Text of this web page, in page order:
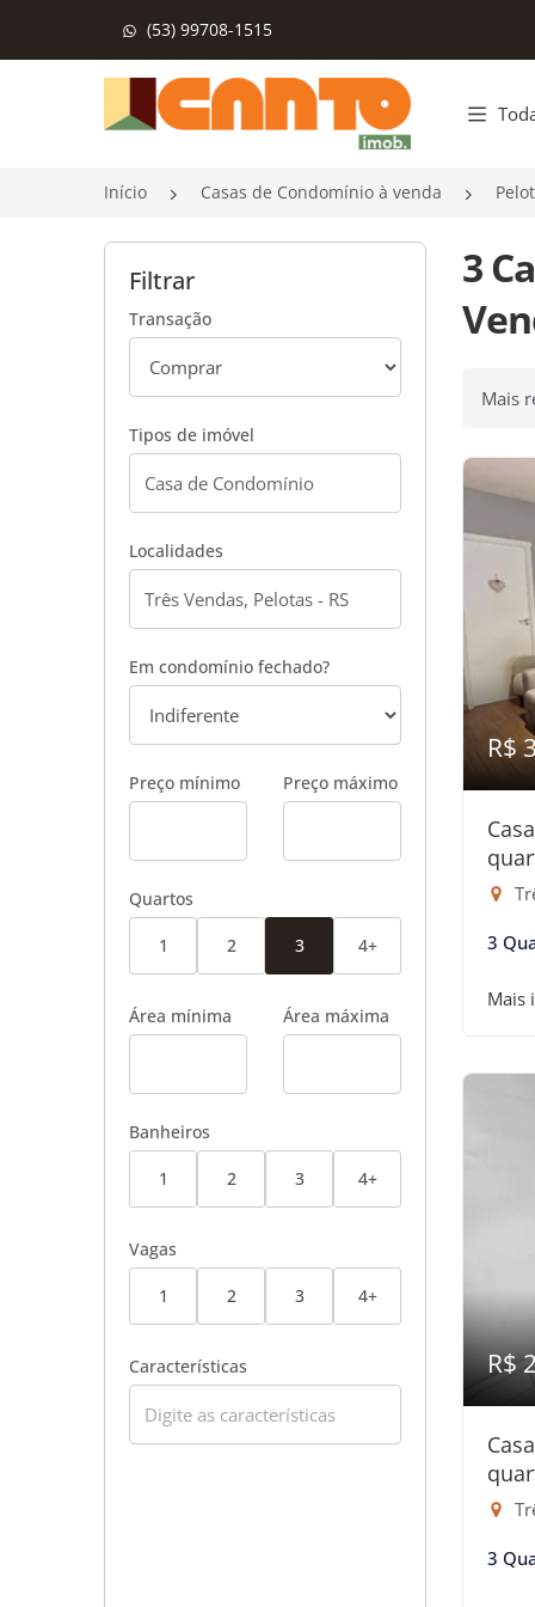
(53) 99708-1515
Página inicial
Início Casas de Condomínio à venda
Filtrar
Transação
Tipos de imóvel
Localidades
Em condomínio fechado?
Preço mínimo Preço máximo
Quartos
1 2 3 4+
Área mínima Área máxima
Banheiros
1 2 3 4+
Vagas
1 2 3 4+
Características
3
R$
3
Mais
R$
3